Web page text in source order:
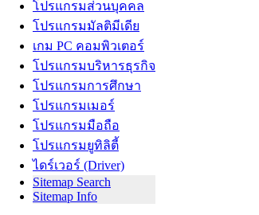
โปรแกรมส่วนบุคคล
โปรแกรมมัลติมีเดีย
เกม PC คอมพิวเตอร์
โปรแกรมบริหารธุรกิจ
โปรแกรมการศึกษา
โปรแกรมเมอร์
โปรแกรมมือถือ
โปรแกรมยูทิลิตี้
ไดร์เวอร์ (Driver)
Sitemap Search
Sitemap Info